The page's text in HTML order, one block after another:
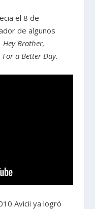
el 8 de
de algunos
Hey Brother,
For a Better Day.
Avicii ya logró